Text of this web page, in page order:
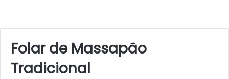
Folar de Massapão
Tradicional